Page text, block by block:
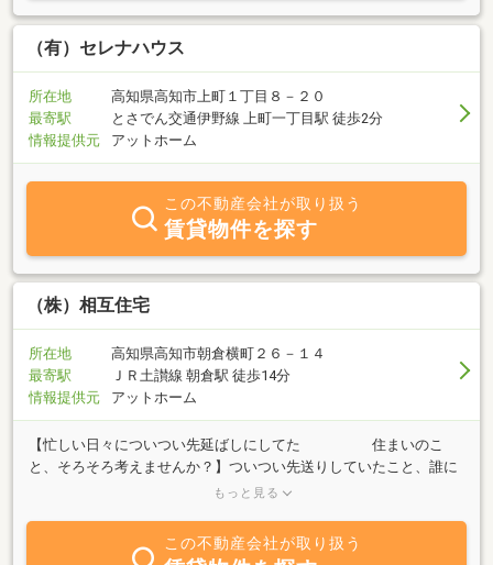
（有）セレナハウス
所在地
高知県高知市上町１丁目８－２０
最寄駅
とさでん交通伊野線 上町一丁目駅 徒歩2分
情報提供元
アットホーム
この不動産会社が取り扱う
賃貸物件を探す
（株）相互住宅
所在地
高知県高知市朝倉横町２６－１４
最寄駅
ＪＲ土讃線 朝倉駅 徒歩14分
情報提供元
アットホーム
【忙しい日々についつい先延ばしにしてた 住まいのこ
と、そろそろ考えませんか？】ついつい先送りしていたこと、誰に
相談したらいいのか。思い入れのある実家の事、相続した不動産の
ースに合わせて相談できる不動産会社はどこだろう。相互住宅｜
Pent HOUSEがお手伝いできること「不動産の購入のお手伝い・売却
もっと見る
この不動産会社が取り扱う